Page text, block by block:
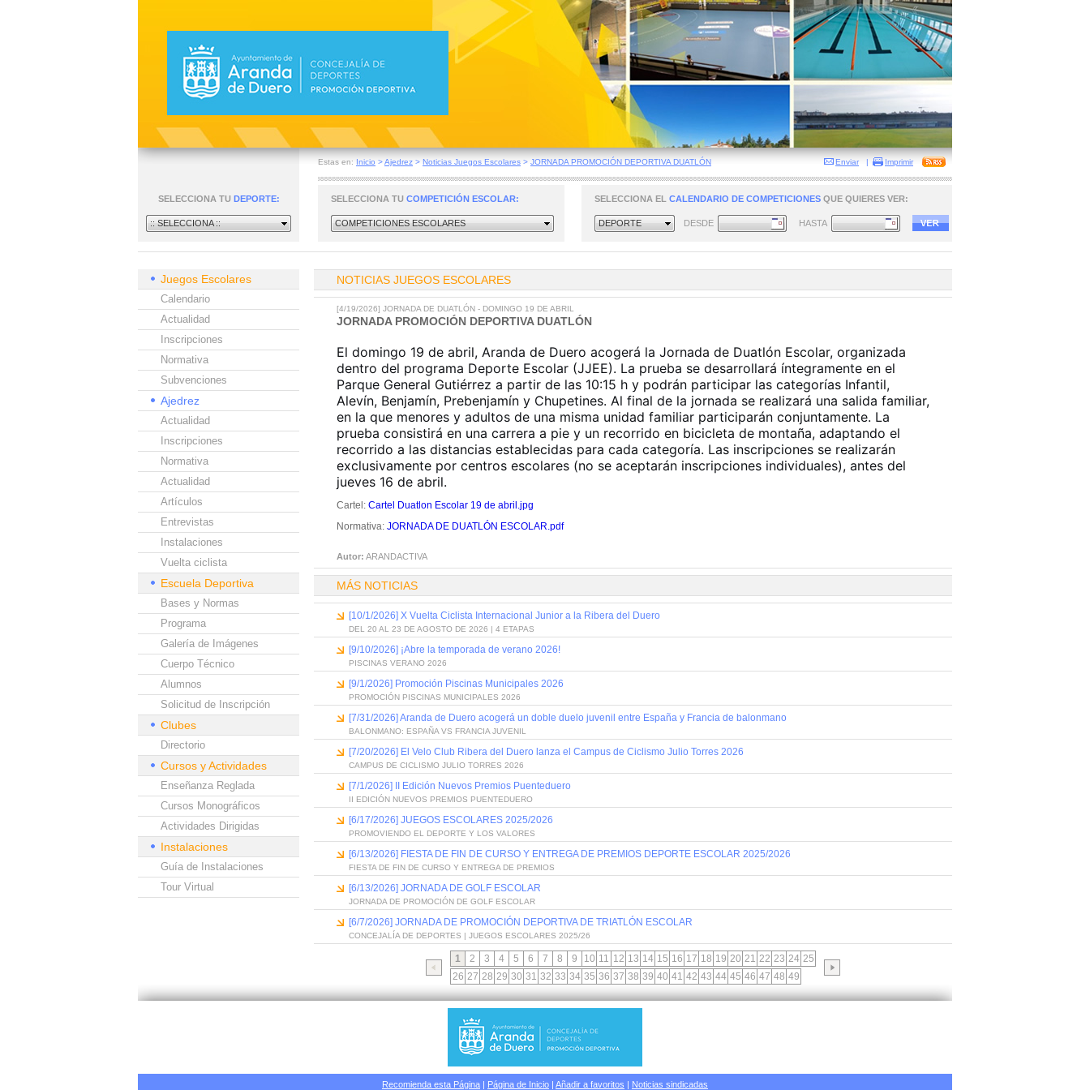
Estas en: Inicio >Ajedrez > Noticias Juegos Escolares > JORNADA PROMOCIÓN DEPORTIVA DUATLÓN Enviar | Imprimir
SELECCIONA TU DEPORTE:
:: SELECCIONA ::
SELECCIONA TU COMPETICIÓN ESCOLAR:
COMPETICIONES ESCOLARES
SELECCIONA EL CALENDARIO DE COMPETICIONES QUE QUIERES VER:
DEPORTE DESDE HASTA
Juegos Escolares
Calendario
Actualidad
Inscripciones
Normativa
Subvenciones
Ajedrez
Actualidad
Inscripciones
Normativa
Actualidad
Artículos
Entrevistas
Instalaciones
Vuelta ciclista
Escuela Deportiva
Bases y Normas
Programa
Galería de Imágenes
Cuerpo Técnico
Alumnos
Solicitud de Inscripción
Clubes
Directorio
Cursos y Actividades
Enseñanza Reglada
Cursos Monográficos
Actividades Dirigidas
Instalaciones
Guía de Instalaciones
Tour Virtual
NOTICIAS JUEGOS ESCOLARES
[4/19/2026] JORNADA DE DUATLÓN - DOMINGO 19 DE ABRIL
JORNADA PROMOCIÓN DEPORTIVA DUATLÓN
El domingo 19 de abril, Aranda de Duero acogerá la Jornada de Duatlón Escolar, organizada
dentro del programa Deporte Escolar (JJEE). La prueba se desarrollará íntegramente en el
Parque General Gutiérrez a partir de las 10:15 h y podrán participar las categorías Infantil,
Alevín, Benjamín, Prebenjamín y Chupetines. Al final de la jornada se realizará una salida familiar,
en la que menores y adultos de una misma unidad familiar participarán conjuntamente. La
prueba consistirá en una carrera a pie y un recorrido en bicicleta de montaña, adaptando el
recorrido a las distancias establecidas para cada categoría. Las inscripciones se realizarán
exclusivamente por centros escolares (no se aceptarán inscripciones individuales), antes del
jueves 16 de abril.
Cartel: Cartel Duatlon Escolar 19 de abril.jpg
Normativa: JORNADA DE DUATLÓN ESCOLAR.pdf
Autor: ARANDACTIVA
MÁS NOTICIAS
[10/1/2026] X Vuelta Ciclista Internacional Junior a la Ribera del Duero
DEL 20 AL 23 DE AGOSTO DE 2026 | 4 ETAPAS
[9/10/2026] ¡Abre la temporada de verano 2026!
PISCINAS VERANO 2026
[9/1/2026] Promoción Piscinas Municipales 2026
PROMOCIÓN PISCINAS MUNICIPALES 2026
[7/31/2026] Aranda de Duero acogerá un doble duelo juvenil entre España y Francia de balonmano
BALONMANO: ESPAÑA VS FRANCIA JUVENIL
[7/20/2026] El Velo Club Ribera del Duero lanza el Campus de Ciclismo Julio Torres 2026
CAMPUS DE CICLISMO JULIO TORRES 2026
[7/1/2026] II Edición Nuevos Premios Puenteduero
II EDICIÓN NUEVOS PREMIOS PUENTEDUERO
[6/17/2026] JUEGOS ESCOLARES 2025/2026
PROMOVIENDO EL DEPORTE Y LOS VALORES
[6/13/2026] FIESTA DE FIN DE CURSO Y ENTREGA DE PREMIOS DEPORTE ESCOLAR 2025/2026
FIESTA DE FIN DE CURSO Y ENTREGA DE PREMIOS
[6/13/2026] JORNADA DE GOLF ESCOLAR
JORNADA DE PROMOCIÓN DE GOLF ESCOLAR
[6/7/2026] JORNADA DE PROMOCIÓN DEPORTIVA DE TRIATLÓN ESCOLAR
CONCEJALÍA DE DEPORTES | JUEGOS ESCOLARES 2025/26
1 2 3 4 5 6 7 8 9 10 11 12 13 14 15 16 17 18 19 20 21 22 23 24 25
26 27 28 29 30 31 32 33 34 35 36 37 38 39 40 41 42 43 44 45 46 47 48 49
Recomienda esta Página | Página de Inicio | Añadir a favoritos | Noticias sindicadas